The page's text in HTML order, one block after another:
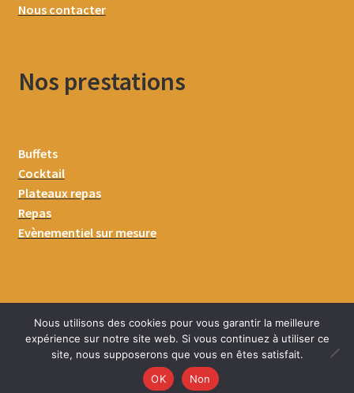
Nous contacter
Nos prestations
Buffets
Cocktail
Plateaux repas
Repas
Evènementiel sur mesure
Nous utilisons des cookies pour vous garantir la meilleure
expérience sur notre site web. Si vous continuez à utiliser ce
site, nous supposerons que vous en êtes satisfait.
OK
Non